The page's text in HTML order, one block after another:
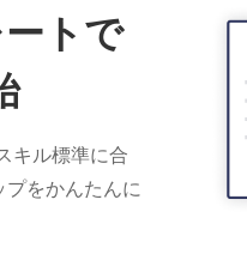
トで
キル標準に合
をかんたんに